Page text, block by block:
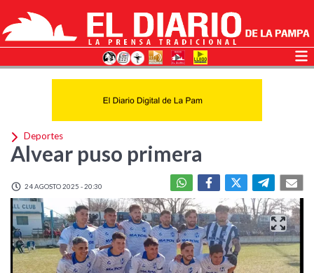
Deportes
Alvear puso primera
24 AGOSTO 2025 - 20:30